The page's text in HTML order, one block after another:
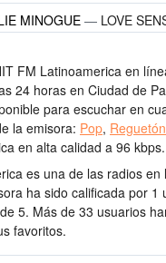
MINOGUE — LOVE SENSATION
FM Latinoamerica en
24 horas en Ciudad de
para escuchar en
la emisora: Pop, Reguetón
en alta calidad a 96 kbps.
es una de las radios en
ha sido calificada por 1
5. Más de 33 usuarios
favoritos.